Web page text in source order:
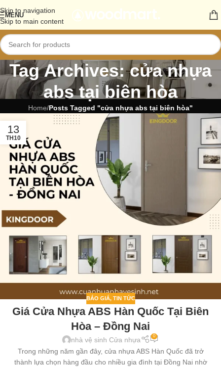
Skip to navigation
Skip to main content
MENU
Tag Archives: cửa nhựa
abs tại biên hòa
Home/Posts Tagged "cửa nhựa abs tại biên hòa"
13
TH10
BÁO GIÁ, TIN TỨC
Giá Cửa Nhựa ABS Hàn Quốc Tại Biên
Hòa – Đồng Nai
nhà vệ sinh Cửa nhựa 0
Trong những năm gần đây, cửa nhựa ABS Hàn Quốc đã trở
thành lựa chọn hàng đầu cho nhiều gia đình tại Đồng Nai nhờ